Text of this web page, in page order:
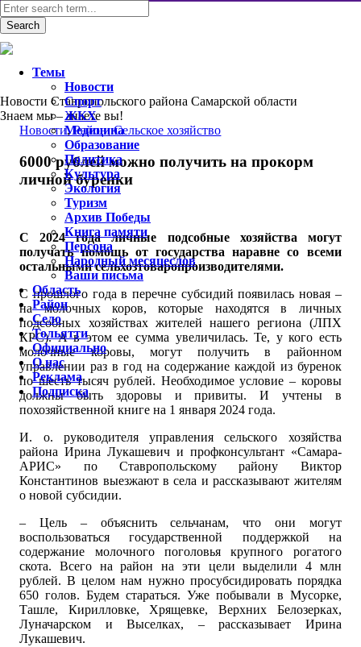
Новости Ставропольского района Самарской области
Знаем мы – знаете вы!
Новости,Район,Сельское хозяйство
6000 рублей можно получить на прокорм
личной буренки
С 2024 года личные подсобные хозяйства могут
получать помощь от государства наравне со всеми
остальными сельхозтоваропроизводителями.
С прошлого года в перечне субсидий появилась новая –
на молочных коров, которые находятся в личных
подсобных хозяйствах жителей нашего региона (ЛПХ
КРС). А в этом ее сумма увеличилась. Те, у кого есть
молочные коровы, могут получить в районном
управлении раз в год на содержание каждой из буренок
по шесть тысяч рублей. Необходимое условие – коровы
должны быть здоровы и привиты. И учтены в
похозяйственной книге на 1 января 2024 года.
И. о. руководителя управления сельского хозяйства
района Ирина Лукашевич и профконсультант «Самара-
АРИС» по Ставропольскому району Виктор
Константинов выезжают в села и рассказывают жителям
о новой субсидии.
– Цель – объяснить сельчанам, что они могут
воспользоваться государственной поддержкой на
содержание молочного поголовья крупного рогатого
скота. Всего на район на эти цели выделили 4 млн
рублей. В целом нам нужно просубсидировать порядка
650 голов. Будем стараться. Уже побывали в Мусорке,
Ташле, Кирилловке, Хрящевке, Верхних Белозерках,
Луначарском и Выселках, – рассказывает Ирина
Лукашевич.
Темы
Новости
Спорт
ЖКХ
Медицина
Образование
Политика
Культура
Экология
Туризм
Архив Победы
Книга памяти
Персона
Народный месяцеслов
Ваши письма
Область
Район
Село
Тольятти
Официально
О нас
Реклама
Подписка